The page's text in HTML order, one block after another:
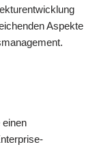
Aspekte
einen